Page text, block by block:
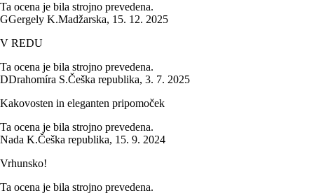
Ta ocena je bila strojno prevedena.
GGergely K.Madžarska, 15. 12. 2025
V REDU
Ta ocena je bila strojno prevedena.
DDrahomíra S.Češka republika, 3. 7. 2025
Kakovosten in eleganten pripomoček
Ta ocena je bila strojno prevedena.
Nada K.Češka republika, 15. 9. 2024
Vrhunsko!
Ta ocena je bila strojno prevedena.